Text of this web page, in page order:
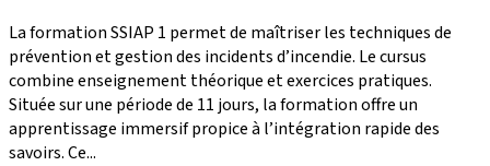
La formation SSIAP 1 permet de maîtriser les techniques de
prévention et gestion des incidents d’incendie. Le cursus
combine enseignement théorique et exercices pratiques.
Située sur une période de 11 jours, la formation offre un
apprentissage immersif propice à l’intégration rapide des
savoirs. Ce...